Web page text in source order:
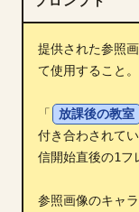
ダウンロード
ブログ
更新情報
提供された参照
て使用すること。
「 放課後の教室
付き合わされて
信開始直後の1フ
参照画像のキャ